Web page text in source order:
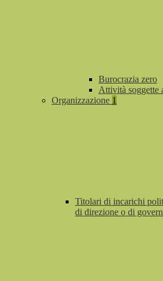
Burocrazia zero
Attività soggette
Organizzazione 1
Titolari di incarichi
di direzione o di